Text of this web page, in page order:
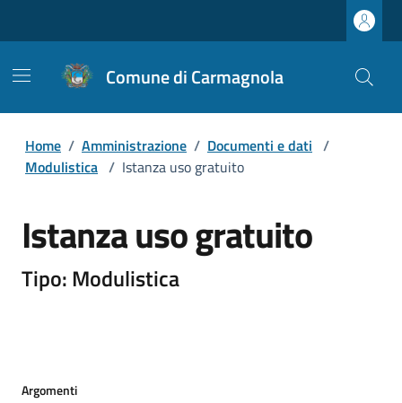
Comune di Carmagnola
Home / Amministrazione / Documenti e dati /
Modulistica / Istanza uso gratuito
Istanza uso gratuito
Tipo: Modulistica
Argomenti